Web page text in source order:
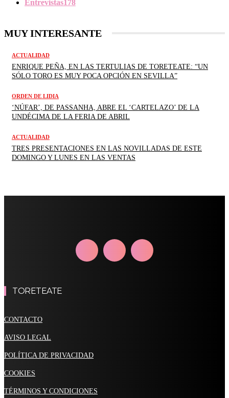
Entrevistas178
MUY INTERESANTE
ACTUALIDAD
ENRIQUE PEÑA, EN LAS TERTULIAS DE TORETEATE: “UN
SÓLO TORO ES MUY POCA OPCIÓN EN SEVILLA”
ORDEN DE LIDIA
‘NÚFAR’, DE PASSANHA, ABRE EL ‘CARTELAZO’ DE LA
UNDÉCIMA DE LA FERIA DE ABRIL
ACTUALIDAD
TRES PRESENTACIONES EN LAS NOVILLADAS DE ESTE
DOMINGO Y LUNES EN LAS VENTAS
TORETEATE
CONTACTO
AVISO LEGAL
POLÍTICA DE PRIVACIDAD
COOKIES
TÉRMINOS Y CONDICIONES